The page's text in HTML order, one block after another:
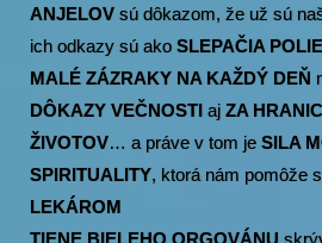
ANJELOV sú dôkazom, že už sú
ich odkazy sú ako SLEPAČIA
MALÉ ZÁZRAKY NA KAŽDÝ DEŇ
DÔKAZY VEČNOSTI aj ZA
ŽIVOTOV… a práve v tom je SILA
SPIRITUALITY, ktorá nám pomôže
LEKÁROM
TIENE BIELEHO ORGOVÁNU